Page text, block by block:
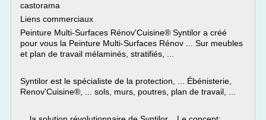
castorama
Liens commerciaux
Peinture Multi-Surfaces Rénov'Cuisine® Syntilor a créé
pour vous la Peinture Multi-Surfaces Rénov ... Sur meubles
et plan de travail mélaminés, stratifiés, ...
Syntilor est le spécialiste de la protection, ... Ébénisterie,
Renov'Cuisine®, ... sols, murs, poutres, plan de travail, ...